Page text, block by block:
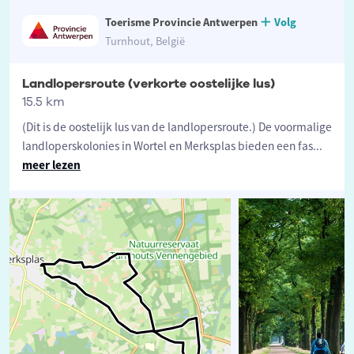
Toerisme Provincie Antwerpen
Volg
Turnhout, België
Landlopersroute (verkorte oostelijke lus)
15.5 km
(Dit is de oostelijk lus van de landlopersroute.) De voormalige
landloperskolonies in Wortel en Merksplas bieden een fas...
meer lezen